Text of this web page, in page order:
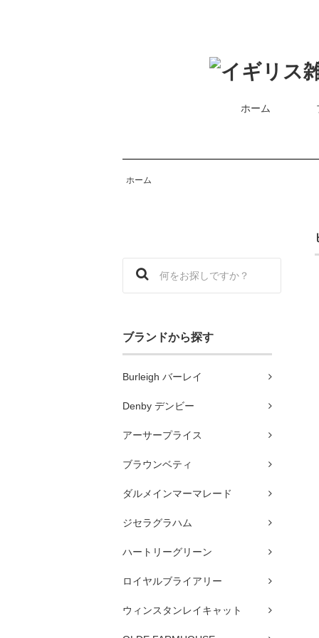
ホーム
ホーム
ブランドから探す
Burleigh バーレイ
Denby デンビー
アーサープライス
ブラウンベティ
ダルメインマーマレード
ジセラグラハム
ハートリーグリーン
ロイヤルブライアリー
ウィンスタンレイキャット